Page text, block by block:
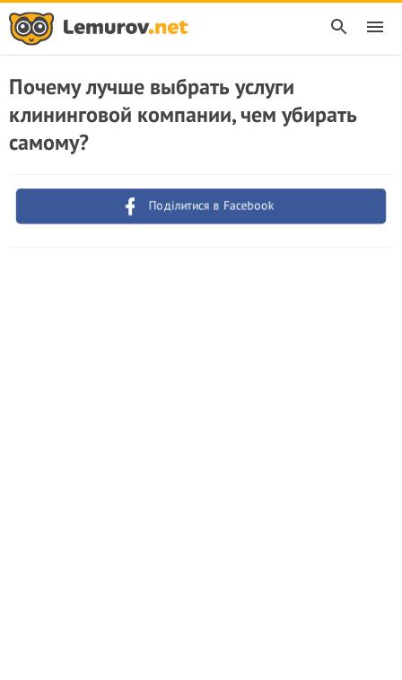
Почему лучше выбрать услуги
клининговой компании, чем убирать
самому?
Поділитися в Facebook